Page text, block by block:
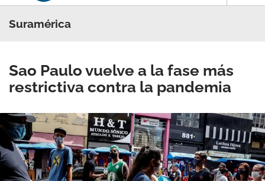
Suramérica
Sao Paulo vuelve a la fase más
restrictiva contra la pandemia